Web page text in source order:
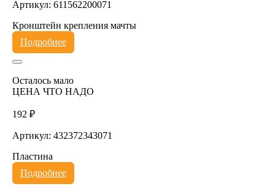
Артикул: 611562200071
Кронштейн крепления мачты
Подробнее
Осталось мало
ЦЕНА ЧТО НАДО
192 ₽
Артикул: 432372343071
Пластина
Подробнее